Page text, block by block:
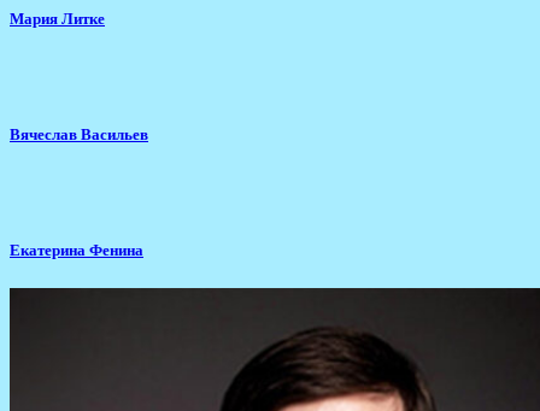
Мария Литке
Вячеслав Васильев
Екатерина Фенина